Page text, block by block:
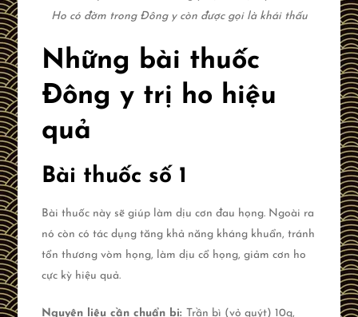
Ho có đờm trong Đông y còn được gọi là khái thấu
Những bài thuốc
Đông y trị ho hiệu
quả
Bài thuốc số 1
Bài thuốc này sẽ giúp làm dịu cơn đau họng. Ngoài ra
nó còn có tác dụng tăng khả năng kháng khuẩn, tránh
tổn thương vòm họng, làm dịu cổ họng, giảm cơn ho
cực kỳ hiệu quả.
Nguyên liệu cần chuẩn bị: Trần bì (vỏ quýt) 10g,